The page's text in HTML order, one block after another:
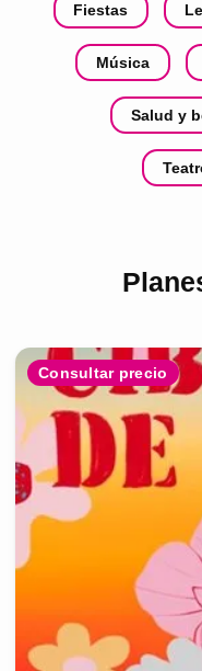
Fiestas
Música
Salud y
Consultar precio